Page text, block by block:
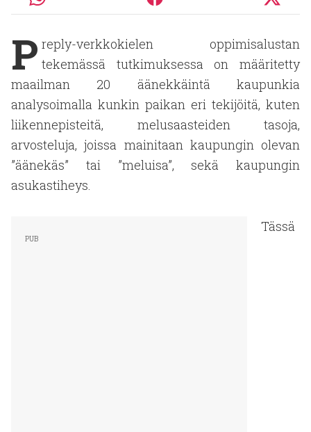
P reply-verkkokielen oppimisalustan
tekemässä tutkimuksessa on määritetty
maailman 20 äänekkäintä kaupunkia
analysoimalla kunkin paikan eri tekijöitä, kuten
liikennepisteitä, melusaasteiden tasoja,
arvosteluja, joissa mainitaan kaupungin olevan
”äänekäs” tai ”meluisa”, sekä kaupungin
asukastiheys.
Tässä